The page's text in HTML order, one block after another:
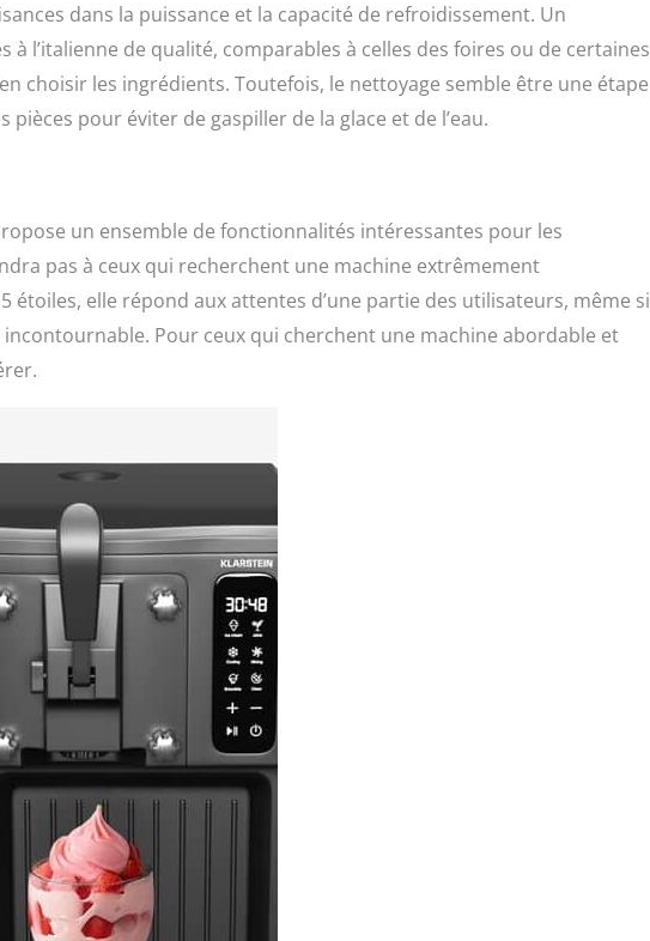
dans la puissance et la capacité de refroidissement. Un
l’italienne de qualité, comparables à celles des foires ou de certaines
choisir les ingrédients. Toutefois, le nettoyage semble être une étape
pour éviter de gaspiller de la glace et de l’eau.
un ensemble de fonctionnalités intéressantes pour les
pas à ceux qui recherchent une machine extrêmement
étoiles, elle répond aux attentes d’une partie des utilisateurs, même si
Pour ceux qui cherchent une machine abordable et